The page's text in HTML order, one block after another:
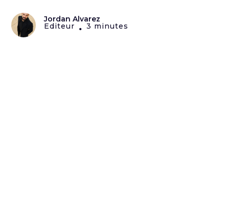
Jordan Alvarez
Editeur • 3 minutes